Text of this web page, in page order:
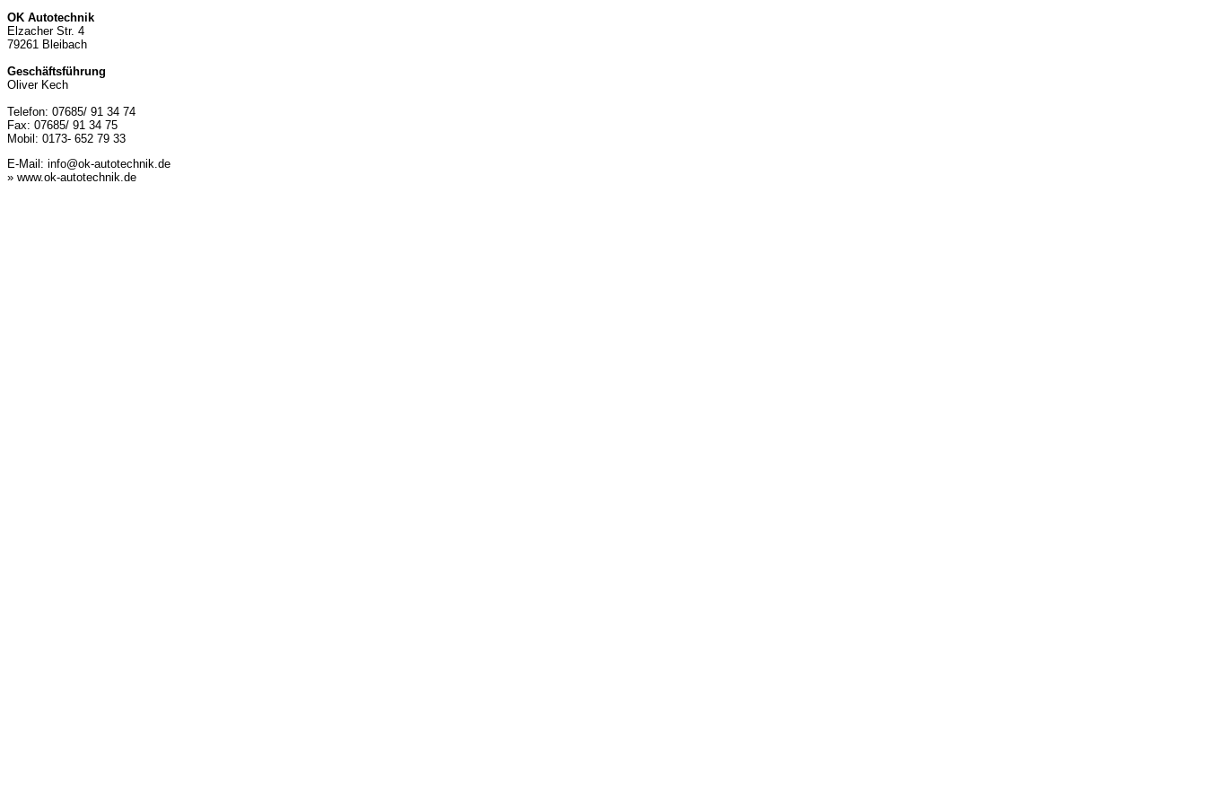
OK Autotechnik
Elzacher Str. 4
79261 Bleibach
Geschäftsführung
Oliver Kech
Telefon: 07685/ 91 34 74
Fax: 07685/ 91 34 75
Mobil: 0173- 652 79 33
E-Mail: info@ok-autotechnik.de
» www.ok-autotechnik.de